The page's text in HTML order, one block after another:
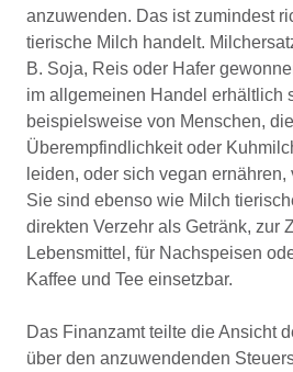
anzuwenden. Das ist zumindest
tierische Milch handelt.
B. Soja, Reis oder Hafer
im allgemeinen Handel erhältlich
beispielsweise von Menschen,
Überempfindlichkeit oder
leiden, oder sich vegan
Sie sind ebenso wie Milch
direkten Verzehr als Getränk, zur
Lebensmittel, für Nachspeisen
Kaffee und Tee einsetzbar.
Das Finanzamt teilte die Ansicht
über den anzuwendenden